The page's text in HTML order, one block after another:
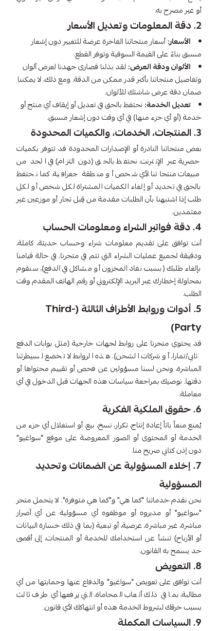
أو غير مصرح به.
الأسعار:أسعار منتجاتنا الفاخرة عرضة للتغيير دون إشعار
مسبق بناءً على القيمة السوقية وتوفر القطع.
الألوان ودقة العرض:لقد بذلنا قصارى جهدنا لعرض ألوان
وتفاصيل منتجاتنا بأكبر قدر ممكن من الدقة. ومع ذلك، لا يمكننا
ضمان دقة عرض شاشتك للألوان.
تعديل الخدمة:نحتفظ بالحق في تعديل أو إيقاف أي منتج أو
خدمة (أو أي جزء منها) في أي وقت دون إشعار مسبق.
بعض منتجاتنا النادرة أو الإصدارات المحدودة قد تتوفر بكميات
حصرية عبر الإنترنت. نحتفظ بالحق (دون التزام) في الحد من
مبيعات منتجاتنا لأي شخص أو منطقة جغرافية. كما نحتفظ
بالحق في تحديد أو إلغاء الكميات المشتراة لكل شخص أو لكل
طلب إذا اشتبهنا بأن الطلبات مقدمة من قِبل تجار أو موزعين غير
معتمدين.
أنت توافق على تقديم معلومات شراء وحساب حديثة، كاملة،
ودقيقة لجميع عمليات الشراء التي تتم في متجرنا. في حالة قيامنا
بإلغاء طلبك (بسبب نفاد المخزون أو مشاكل في الدفع)، سنقوم
بمحاولة إخطارك عبر البريد الإلكتروني أو رقم الهاتف المقدم وقت
الطلب.
5. أدوات وروابط الأطراف الثالثة (Third-
Party)
قد يحتوي متجرنا على روابط لجهات خارجية (مثل بوابات الدفع
تابي/تمارا، أو شركات الشحن). هذه الروابط لا تخضع لسيطرتنا
المباشرة، ونحن لسنا مسؤولين عن فحص أو تقييم محتواها أو
دقتها. نوصيك بمراجعة سياسات هذه الجهات قبل الدخول في أي
معاملة.
يُمنع منعاً باتاً إعادة إنتاج، تكرار، نسخ، بيع، أو استغلال أي جزء من
الخدمة أو المحتوى أو الصور المعروضة على موقع "سواغيو"
دون إذن كتابي صريح منا.
7. إخلاء المسؤولية عن الضمانات وتحديد
المسؤولية
نحن نقدم خدماتنا "كما هي" و"كما هي متوفرة". لا يتحمل متجر
"سواغيو" أو مديروه أو موظفوه أي مسؤولية عن أي أضرار
مباشرة، غير مباشرة، عرضية، أو تبعية (بما في ذلك خسارة البيانات
أو الأرباح) تنشأ عن استخدامك للخدمة أو المنتجات، إلى أقصى
حد يسمح به القانون.
أنت توافق على تعويض "سواغيو" والدفاع عنها وحمايتها من أي
مطالبة، بما في ذلك أتعاب المحاماة، التي يرفعها أي طرف ثالث
بسبب خرقك لشروط الخدمة هذه أو انتهاكك لأي قانون.